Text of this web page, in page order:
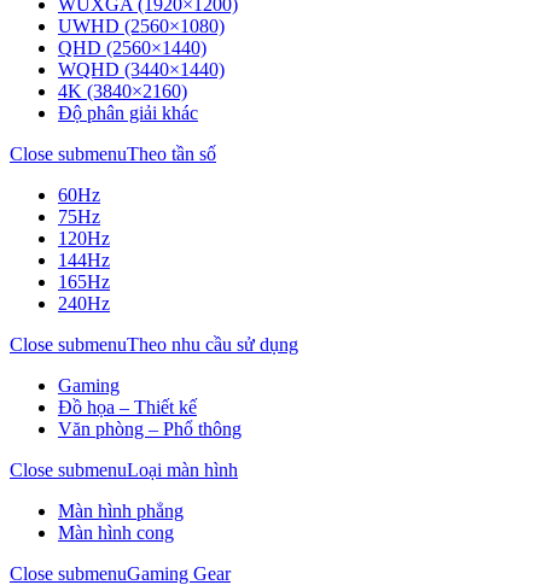
WUXGA (1920×1200)
UWHD (2560×1080)
QHD (2560×1440)
WQHD (3440×1440)
4K (3840×2160)
Độ phân giải khác
Close submenuTheo tần số
60Hz
75Hz
120Hz
144Hz
165Hz
240Hz
Close submenuTheo nhu cầu sử dụng
Gaming
Đồ họa – Thiết kế
Văn phòng – Phổ thông
Close submenuLoại màn hình
Màn hình phẳng
Màn hình cong
Close submenuGaming Gear